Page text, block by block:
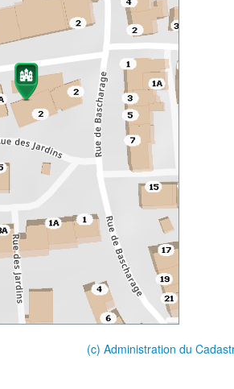
(c) Administration du